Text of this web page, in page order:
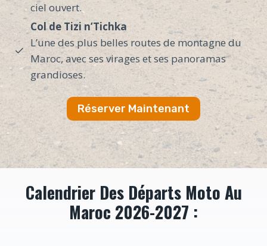
ciel ouvert.
Col de Tizi n’Tichka
L’une des plus belles routes de montagne du
Maroc, avec ses virages et ses panoramas
grandioses.
Réserver Maintenant
Calendrier Des Départs Moto Au
Maroc 2026-2027 :